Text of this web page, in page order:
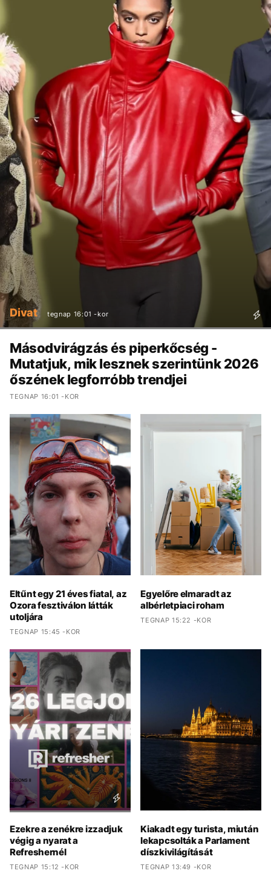
Divat tegnap 16:01 -kor
Másodvirágzás és piperkőcség -
Mutatjuk, mik lesznek szerintünk 2026
őszének legforróbb trendjei
TEGNAP 16:01 -KOR
Eltűnt egy 21 éves fiatal, az
Ozora fesztiválon látták
utoljára
TEGNAP 15:45 -KOR
Egyelőre elmaradt az
albérletpiaci roham
TEGNAP 15:22 -KOR
Ezekre a zenékre izzadjuk
végig a nyarat a
Refreshernél
TEGNAP 15:12 -KOR
Kiakadt egy turista, miután
lekapcsolták a Parlament
díszkivilágítását
TEGNAP 13:49 -KOR